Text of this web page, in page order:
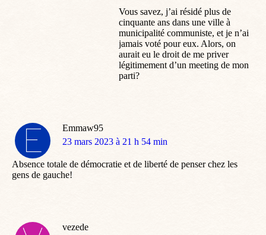
Vous savez, j’ai résidé plus de
cinquante ans dans une ville à
municipalité communiste, et je n’ai
jamais voté pour eux. Alors, on
aurait eu le droit de me priver
légitimement d’un meeting de mon
parti?
Emmaw95
dit
23 mars 2023 à 21 h 54 min
Absence totale de démocratie et de liberté de penser chez les
gens de gauche!
vezede